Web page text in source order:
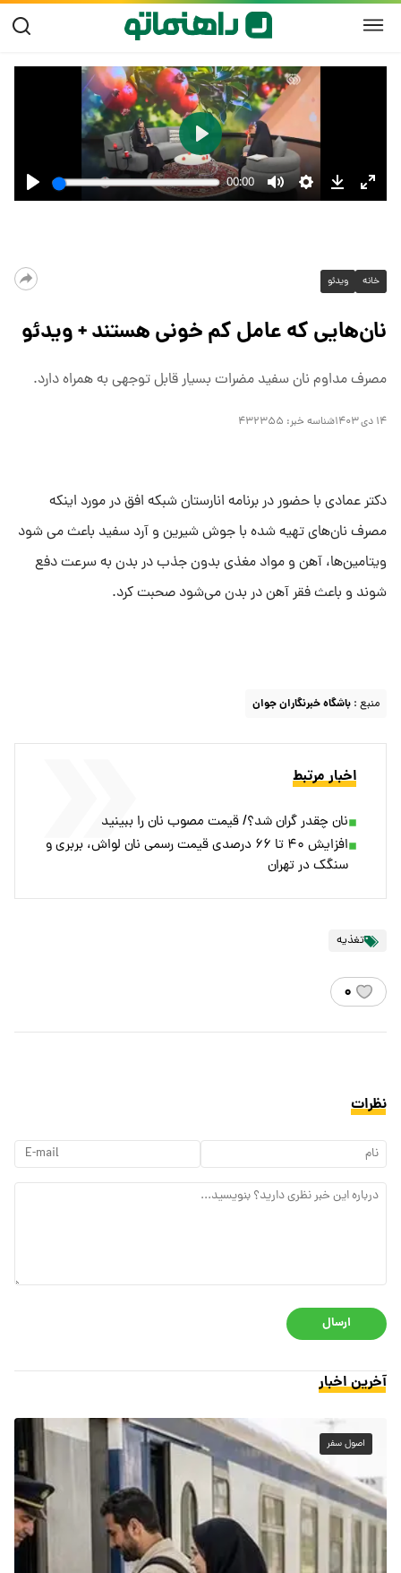
خانه ویدئو
نان‌هایی که عامل کم خونی هستند + ویدئو
مصرف مداوم نان سفید مضرات بسیار قابل توجهی به همراه دارد.
۱۴ دی ۱۴۰۳ شناسه خبر: ۴۳۲۳۵۵
دکتر عمادی با حضور در برنامه انارستان شبکه افق در مورد اینکه
مصرف نان‌های تهیه شده با جوش شیرین و آرد سفید باعث می شود
ویتامین‌ها، آهن و مواد مغذی بدون جذب در بدن به سرعت دفع
شوند و باعث فقر آهن در بدن می‌شود صحبت کرد.
منبع : باشگاه خبرنگاران جوان
اخبار مرتبط
نان چقدر گران شد؟/ قیمت مصوب نان را ببینید
افزایش ۴۰ تا ۶۶ درصدی قیمت رسمی نان لواش، بربری و
سنگک در تهران
تغذیه
۰
نظرات
ارسال
آخرین اخبار
اصول سفر